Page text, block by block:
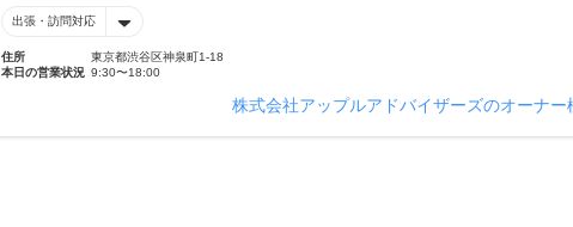
出張・訪問対応
住所
東京都渋谷区神泉町1-18
本日の営業状況 9:30〜18:00
株式会社アップルアドバイザーズのオーナー